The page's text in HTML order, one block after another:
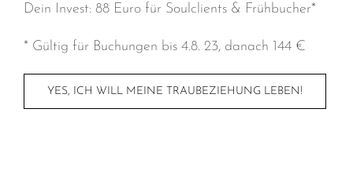
Dein Invest: 88 Euro für Soulclients & Frühbucher*
* Gültig für Buchungen bis 4.8. 23, danach 144 €
YES, ICH WILL MEINE TRAUBEZIEHUNG LEBEN!